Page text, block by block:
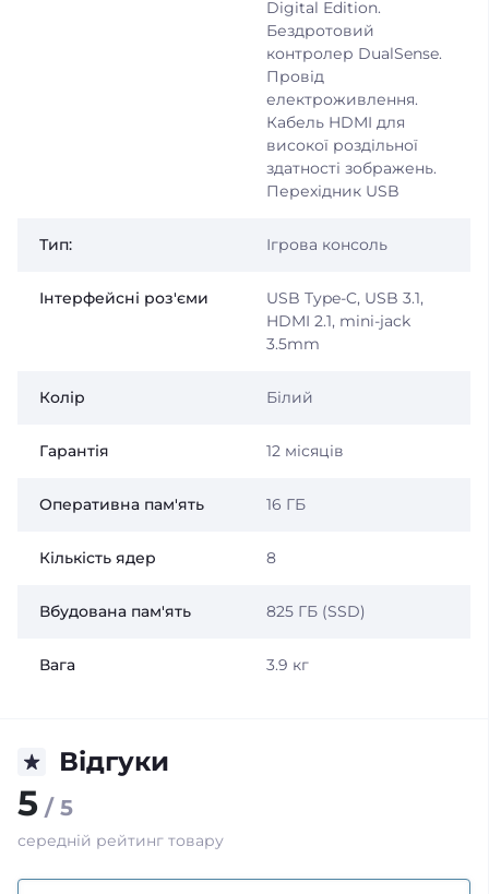
Digital Edition.
Бездротовий
контролер DualSense.
Провід
електроживлення.
Кабель HDMI для
високої роздільної
здатності зображень.
Перехідник USB
Тип: Ігрова консоль
Інтерфейсні роз'єми
USB Type-C, USB 3.1,
HDMI 2.1, mini-jack
3.5mm
Колір Білий
Гарантія 12 місяців
Оперативна пам'ять 16 ГБ
Кількість ядер 8
Вбудована пам'ять 825 ГБ (SSD)
Вага 3.9 кг
Відгуки
5 / 5
середній рейтинг товару